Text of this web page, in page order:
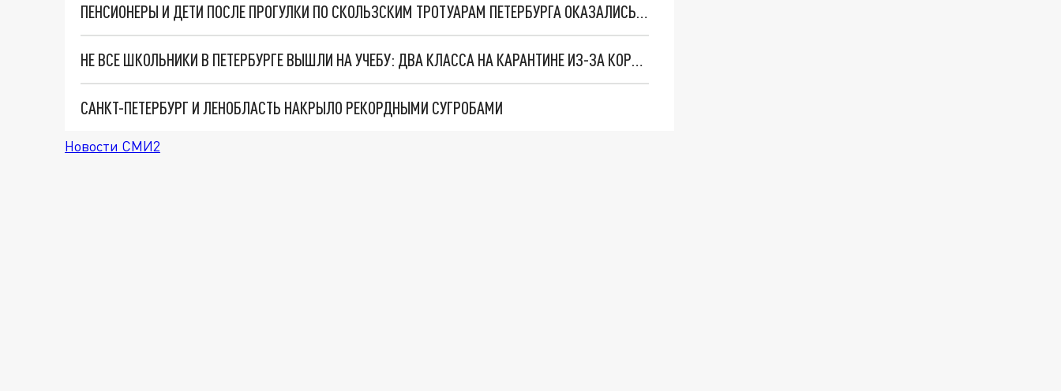
ПЕНСИОНЕРЫ И ДЕТИ ПОСЛЕ ПРОГУЛКИ ПО СКОЛЬЗСКИМ ТРОТУАРАМ ПЕТЕРБУРГА ОКАЗАЛИСЬ НА БОЛЬНИЧНОЙ КОЙКЕ
НЕ ВСЕ ШКОЛЬНИКИ В ПЕТЕРБУРГЕ ВЫШЛИ НА УЧЕБУ: ДВА КЛАССА НА КАРАНТИНЕ ИЗ-ЗА КОРОНАВИРУСА И ОРВИ
САНКТ-ПЕТЕРБУРГ И ЛЕНОБЛАСТЬ НАКРЫЛО РЕКОРДНЫМИ СУГРОБАМИ
Новости СМИ2